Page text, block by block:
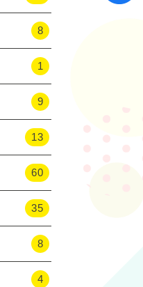
8
1
9
13
60
35
8
4